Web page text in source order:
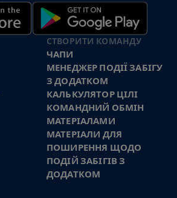
СТВОРИТИ КОМАНДУ
ЧАПИ
МЕНЕДЖЕР ПОДІЇ ЗАБІГУ
З ДОДАТКОМ
КАЛЬКУЛЯТОР ЦІЛІ
КОМАНДНИЙ ОБМІН
МАТЕРІАЛАМИ
МАТЕРІАЛИ ДЛЯ
ПОШИРЕННЯ ЩОДО
ПОДІЙ ЗАБІГІВ З
ДОДАТКОМ